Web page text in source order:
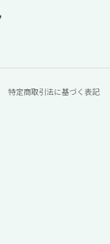
特定商取引法に基づく表記